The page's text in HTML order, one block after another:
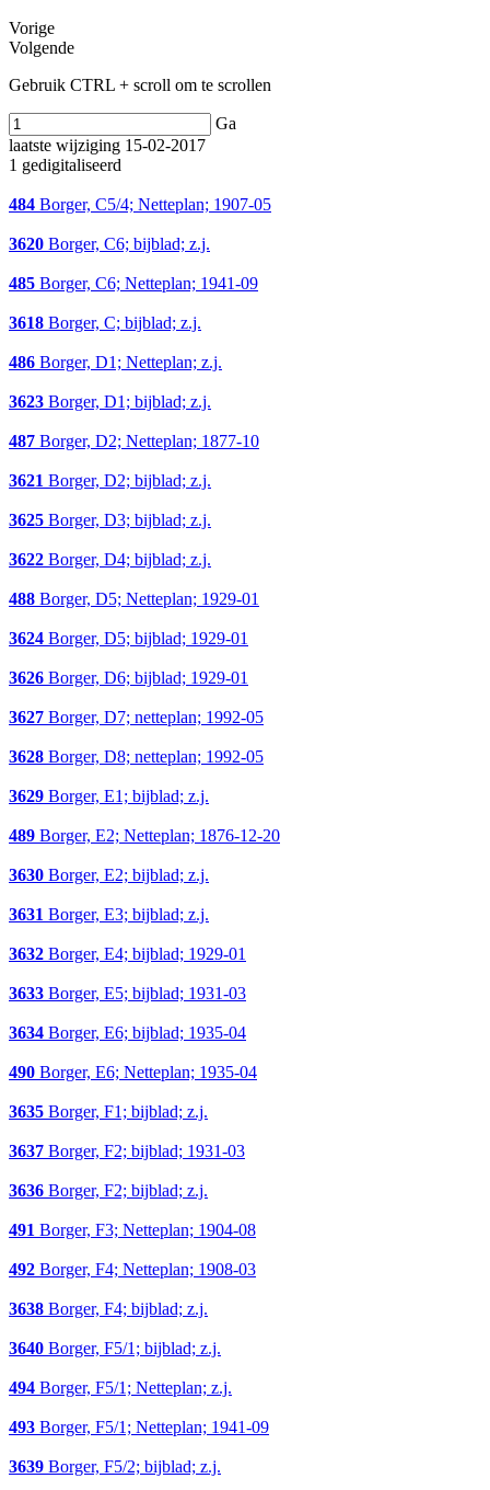
Vorige
Volgende
Gebruik CTRL + scroll om te scrollen
Ga
laatste wijziging 15-02-2017
1 gedigitaliseerd
484 Borger, C5/4; Netteplan; 1907-05
3620 Borger, C6; bijblad; z.j.
485 Borger, C6; Netteplan; 1941-09
3618 Borger, C; bijblad; z.j.
486 Borger, D1; Netteplan; z.j.
3623 Borger, D1; bijblad; z.j.
487 Borger, D2; Netteplan; 1877-10
3621 Borger, D2; bijblad; z.j.
3625 Borger, D3; bijblad; z.j.
3622 Borger, D4; bijblad; z.j.
488 Borger, D5; Netteplan; 1929-01
3624 Borger, D5; bijblad; 1929-01
3626 Borger, D6; bijblad; 1929-01
3627 Borger, D7; netteplan; 1992-05
3628 Borger, D8; netteplan; 1992-05
3629 Borger, E1; bijblad; z.j.
489 Borger, E2; Netteplan; 1876-12-20
3630 Borger, E2; bijblad; z.j.
3631 Borger, E3; bijblad; z.j.
3632 Borger, E4; bijblad; 1929-01
3633 Borger, E5; bijblad; 1931-03
3634 Borger, E6; bijblad; 1935-04
490 Borger, E6; Netteplan; 1935-04
3635 Borger, F1; bijblad; z.j.
3637 Borger, F2; bijblad; 1931-03
3636 Borger, F2; bijblad; z.j.
491 Borger, F3; Netteplan; 1904-08
492 Borger, F4; Netteplan; 1908-03
3638 Borger, F4; bijblad; z.j.
3640 Borger, F5/1; bijblad; z.j.
494 Borger, F5/1; Netteplan; z.j.
493 Borger, F5/1; Netteplan; 1941-09
3639 Borger, F5/2; bijblad; z.j.